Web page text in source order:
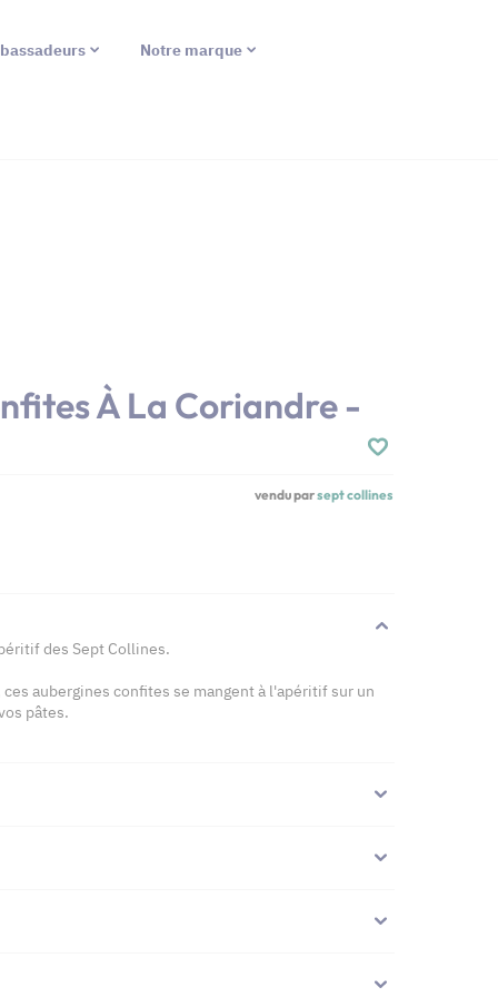
Notre marque
À La Coriandre -
vendu parsept collines
des Sept Collines.
ces aubergines confites se mangent à l'apéritif sur un
pâtes.